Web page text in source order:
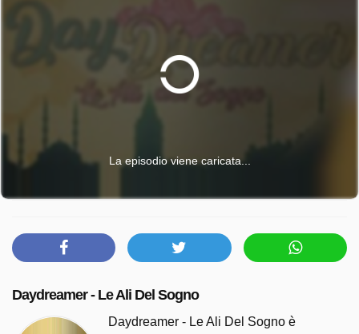
La episodio viene caricata...
Daydreamer - Le Ali Del Sogno
Daydreamer - Le Ali Del Sogno è